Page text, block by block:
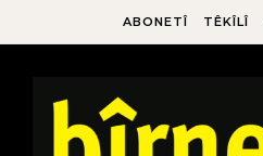
ABONETÎ TÊKÎLÎ